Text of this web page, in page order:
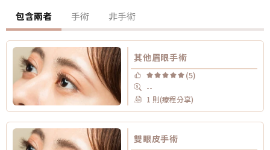
包含兩者 手術 非手術
其他眉眼手術
(5)
--
1 則(療程分享)
雙眼皮手術